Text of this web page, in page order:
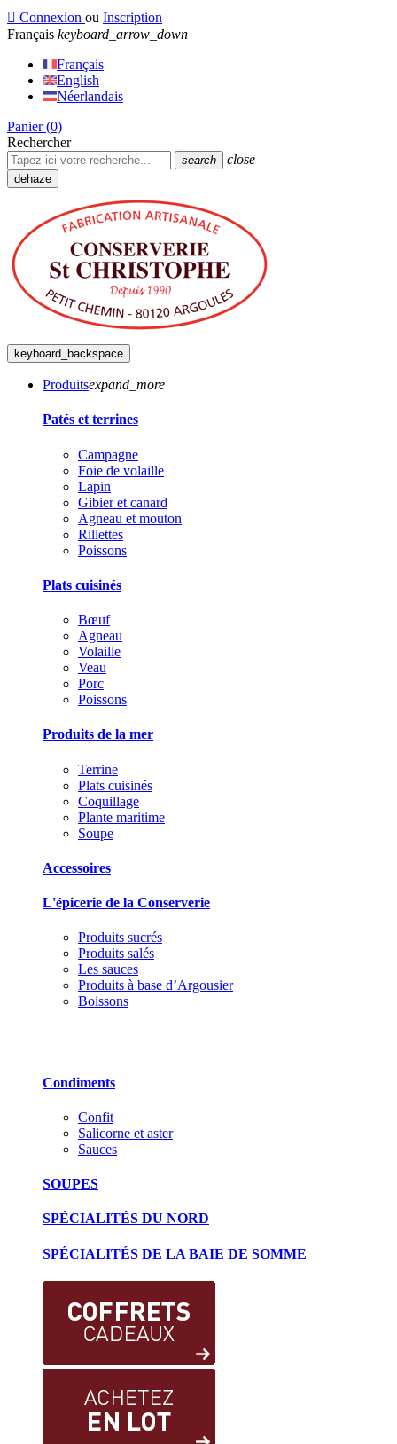
 Connexion ou Inscription
Français keyboard_arrow_down
Français
English
Néerlandais
Panier (0)
Rechercher
search close
dehaze
keyboard_backspace
Produitsexpand_more
Patés et terrines
Campagne
Foie de volaille
Lapin
Gibier et canard
Agneau et mouton
Rillettes
Poissons
Plats cuisinés
Bœuf
Agneau
Volaille
Veau
Porc
Poissons
Produits de la mer
Terrine
Plats cuisinés
Coquillage
Plante maritime
Soupe
Accessoires
L'épicerie de la Conserverie
Produits sucrés
Produits salés
Les sauces
Produits à base d’Argousier
Boissons
Condiments
Confit
Salicorne et aster
Sauces
SOUPES
SPÉCIALITÉS DU NORD
SPÉCIALITÉS DE LA BAIE DE SOMME